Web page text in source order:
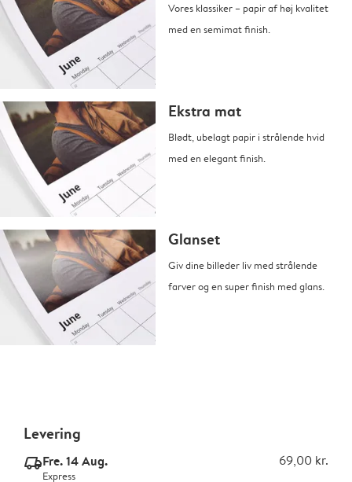
Vores klassiker – papir af høj kvalitet
med en semimat finish.
Ekstra mat
Blødt, ubelagt papir i strålende hvid
med en elegant finish.
Glanset
Giv dine billeder liv med strålende
farver og en super finish med glans.
Levering
delivery_express_v2Fre. 14 Aug. 69,00 kr.
Express